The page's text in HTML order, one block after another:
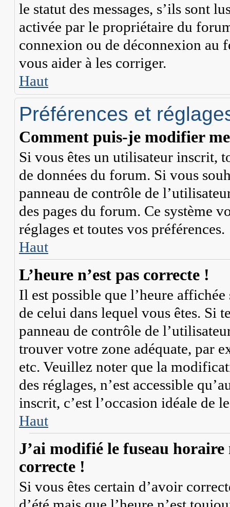
le statut des messages, s’ils sont
activée par le propriétaire du
connexion ou de déconnexion au
vous aider à les corriger.
Haut
Préférences et
Comment puis-je modifier
Si vous êtes un utilisateur inscrit,
de données du forum. Si vous
panneau de contrôle de
des pages du forum. Ce système
réglages et toutes vos préférences.
Haut
L’heure n’est pas correcte !
Il est possible que l’heure
de celui dans lequel vous êtes. Si
panneau de contrôle de
trouver votre zone adéquate, par
etc. Veuillez noter que la
des réglages, n’est accessible
inscrit, c’est l’occasion idéale de
Haut
J’ai modifié le fuseau horaire
correcte !
Si vous êtes certain d’avoir